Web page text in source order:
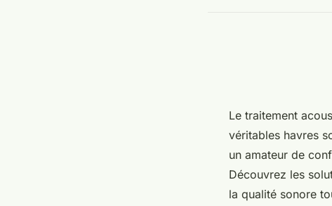
Le traitement
véritables havres
un amateur de
Découvrez les
la qualité sonore